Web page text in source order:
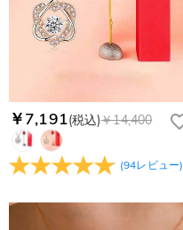
￥7,191(税込)￥14,400
(94レビュー)